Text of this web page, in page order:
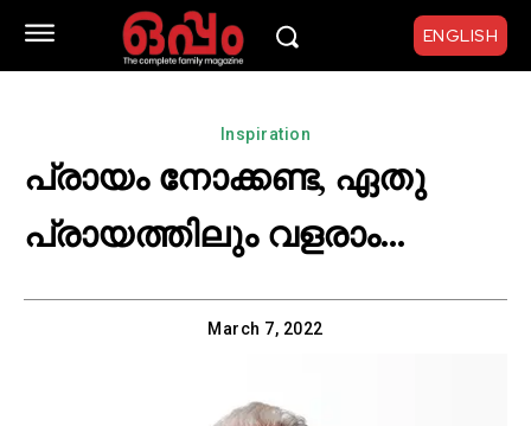
ENGLISH
Inspiration
പ്രായം നോക്കണ്ട, ഏതു
പ്രായത്തിലും വളരാം…
March 7, 2022